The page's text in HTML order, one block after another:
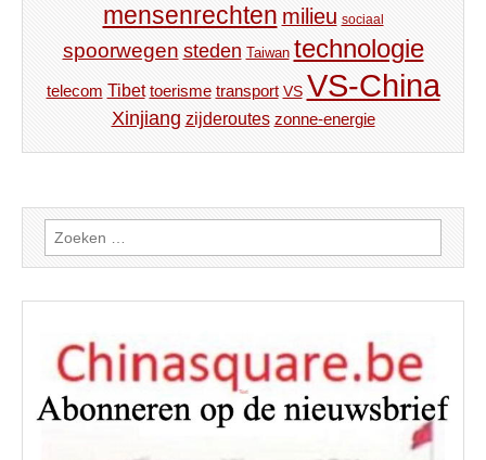
mensenrechten milieu sociaal
spoorwegen steden Taiwan technologie
telecom Tibet toerisme transport VS VS-China
Xinjiang zijderoutes zonne-energie
Zoeken
naar: